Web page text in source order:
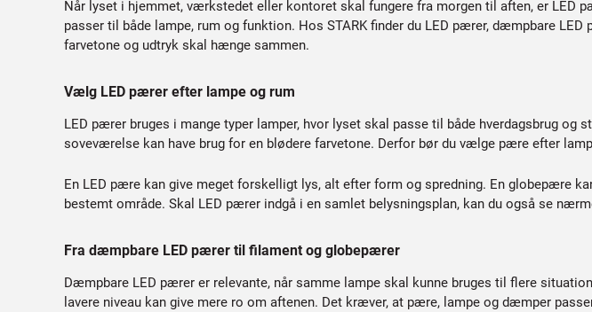
Når lyset i hjemmet, værkstedet eller kontoret skal fungere fra morgen til aften, er
passer til både lampe, rum og funktion. Hos STARK finder du LED pærer, dæmpbare
farvetone og udtryk skal hænge sammen.
Vælg LED pærer efter lampe og rum
LED pærer bruges i mange typer lamper, hvor lyset skal passe til både hverdagsbrug
soveværelse kan have brug for en blødere farvetone. Derfor bør du vælge pære efter
En LED pære kan give meget forskelligt lys, alt efter form og spredning. En globepære
bestemt område. Skal LED pærer indgå i en samlet belysningsplan, kan du også se
Fra dæmpbare LED pærer til filament og globepærer
Dæmpbare LED pærer er relevante, når samme lampe skal kunne bruges til flere
lavere niveau kan give mere ro om aftenen. Det kræver, at pære, lampe og dæmper